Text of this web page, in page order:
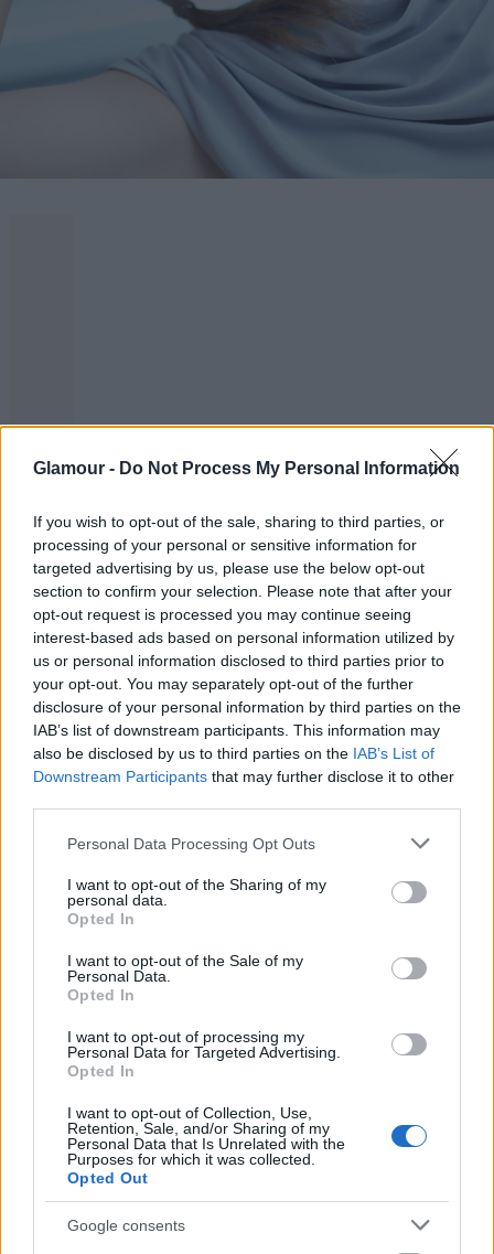
Glamour - Do Not Process My Personal Information
If you wish to opt-out of the sale, sharing to third parties, or
processing of your personal or sensitive information for
targeted advertising by us, please use the below opt-out
section to confirm your selection. Please note that after your
opt-out request is processed you may continue seeing
interest-based ads based on personal information utilized by
us or personal information disclosed to third parties prior to
your opt-out. You may separately opt-out of the further
disclosure of your personal information by third parties on the
IAB’s list of downstream participants. This information may
also be disclosed by us to third parties on the IAB’s List of
Downstream Participants that may further disclose it to other
Please note that this website/app uses one or more Google
not limited to your visit or usage behaviour. You may click to
grant or deny consent to Google and its third-party tags to
use your data for below specified purposes in below Google
consent section.
Personal Data Processing Opt Outs
I want to opt-out of the Sharing of my
personal data.
Opted In
I want to opt-out of the Sale of my
Personal Data.
Opted In
I want to opt-out of processing my
Personal Data for Targeted Advertising.
Opted In
I want to opt-out of Collection, Use,
Retention, Sale, and/or Sharing of my
Personal Data that Is Unrelated with the
Purposes for which it was collected.
Opted Out
Google consents
2013. január 30.
Megosztás
Küldés
Messengeren
Nóra korábban sikeres modellként megfordult
műsorvezetőként szerzett.
Takács Nóra először az OzoneNetwork időjósaként
bukkant fel, majd ezt követően újságíróként
dolgozott a life.hu oldalon, aholHogyan legyek jó
nő? címmel indított sorozatot. A sikeres életmód és
szépségmagazin később a TV2 Mokka című
műsorában is felbukkant. A Hogyan legyek jó nő?
igazi sikerbrand lett, hiszen Takács Nóra a tavalyi
évben egy praktikákkal teli notesz, majd naptárt
adott ki. Televíziós-internetes újságíró tapasztalatait
a LifeNetwork Ez zsír! című műsorában is
kamatoztatja.